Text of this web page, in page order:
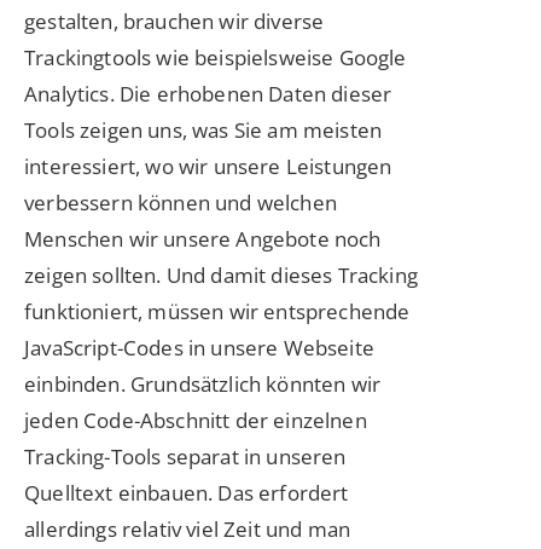
gestalten, brauchen wir diverse
Trackingtools wie beispielsweise Google
Analytics. Die erhobenen Daten dieser
Tools zeigen uns, was Sie am meisten
interessiert, wo wir unsere Leistungen
verbessern können und welchen
Menschen wir unsere Angebote noch
zeigen sollten. Und damit dieses Tracking
funktioniert, müssen wir entsprechende
JavaScript-Codes in unsere Webseite
einbinden. Grundsätzlich könnten wir
jeden Code-Abschnitt der einzelnen
Tracking-Tools separat in unseren
Quelltext einbauen. Das erfordert
allerdings relativ viel Zeit und man